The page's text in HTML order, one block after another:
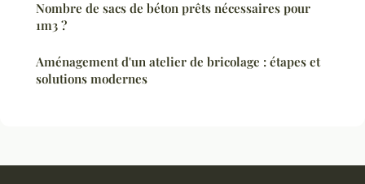
Nombre de sacs de béton prêts nécessaires pour
1m3 ?
Aménagement d'un atelier de bricolage : étapes et
solutions modernes